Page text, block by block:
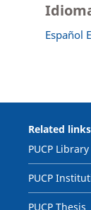
Español
Related links
PUCP Library
PUCP
PUCP Thesis